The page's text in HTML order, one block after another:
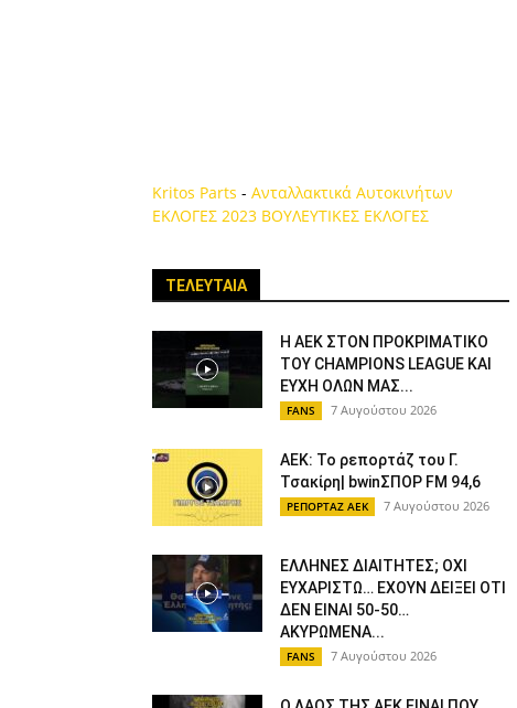
Kritos Parts - Ανταλλακτικά Αυτοκινήτων
ΕΚΛΟΓΕΣ 2023 ΒΟΥΛΕΥΤΙΚΕΣ ΕΚΛΟΓΕΣ
ΤΕΛΕΥΤΑΙΑ
Η ΑΕΚ ΣΤΟΝ ΠΡΟΚΡΙΜΑΤΙΚΟ
ΤΟΥ CHAMPIONS LEAGUE ΚΑΙ
ΕΥΧΗ ΟΛΩΝ ΜΑΣ...
FANS 7 Αυγούστου 2026
ΑΕΚ: Το ρεπορτάζ του Γ.
Τσακίρη| bwinΣΠΟΡ FM 94,6
ΡΕΠΟΡΤΑΖ ΑΕΚ 7 Αυγούστου 2026
ΕΛΛΗΝΕΣ ΔΙΑΙΤΗΤΕΣ; ΟΧΙ
ΕΥΧΑΡΙΣΤΩ… ΕΧΟΥΝ ΔΕΙΞΕΙ ΟΤΙ
ΔΕΝ ΕΙΝΑΙ 50-50…
ΑΚΥΡΩΜΕΝΑ...
FANS 7 Αυγούστου 2026